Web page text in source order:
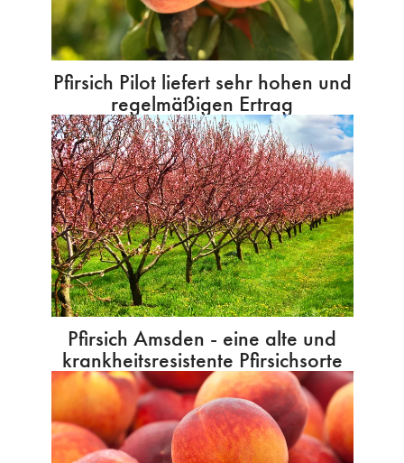
Pfirsich Pilot liefert sehr hohen und
regelmäßigen Ertrag
Pfirsich Amsden - eine alte und
krankheitsresistente Pfirsichsorte